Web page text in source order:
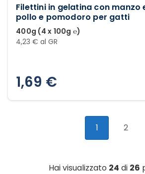
Filettini in gelatina con
pollo e pomodoro per gatti
400g (4 x 100g ℮)
4,23 € al GR
1,69 €
1 2
Hai visualizzato 24 di 26